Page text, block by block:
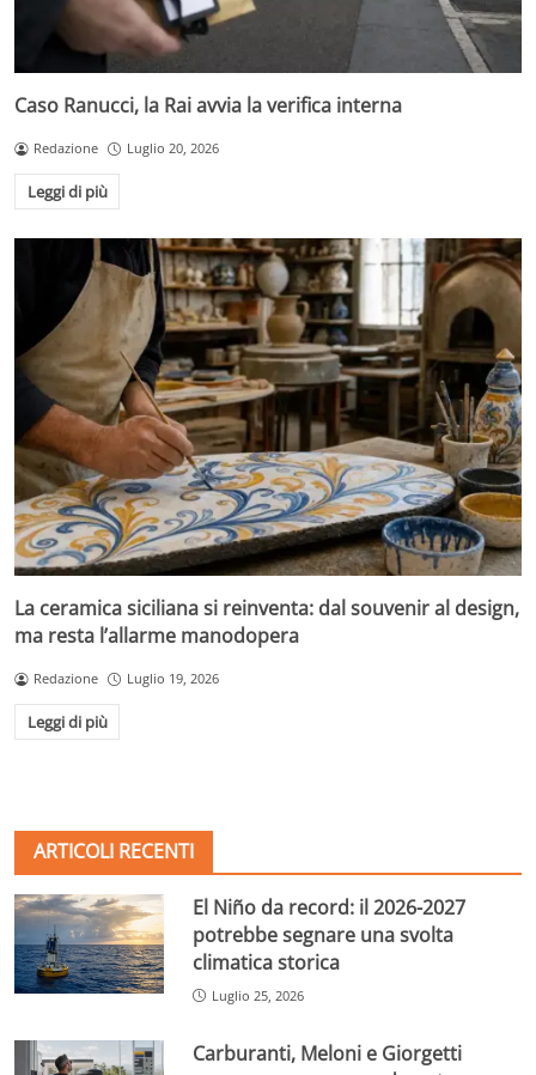
Caso Ranucci, la Rai avvia la verifica interna
Redazione Luglio 20, 2026
Leggi di più
La ceramica siciliana si reinventa: dal souvenir al design,
ma resta l’allarme manodopera
Redazione Luglio 19, 2026
Leggi di più
ARTICOLI RECENTI
El Niño da record: il 2026-2027
potrebbe segnare una svolta
climatica storica
Luglio 25, 2026
Carburanti, Meloni e Giorgetti